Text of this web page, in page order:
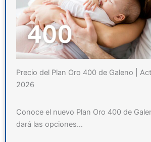
Precio del Plan Oro 400 de Galeno |
2026
Conoce el nuevo Plan Oro 400 de
dará las opciones…